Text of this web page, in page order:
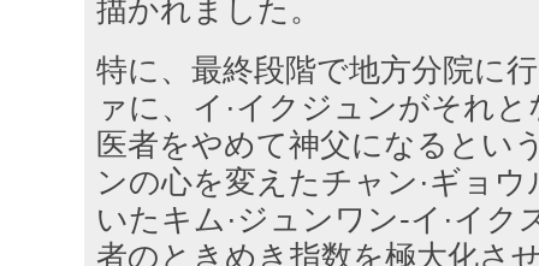
描かれました。
特に、最終段階で地方分院に
ァに、イ·イクジュンがそれ
医者をやめて神父になるとい
ンの心を変えたチャン·ギョ
いたキム·ジュンワン-イ·イク
者のときめき指数を極大化さ